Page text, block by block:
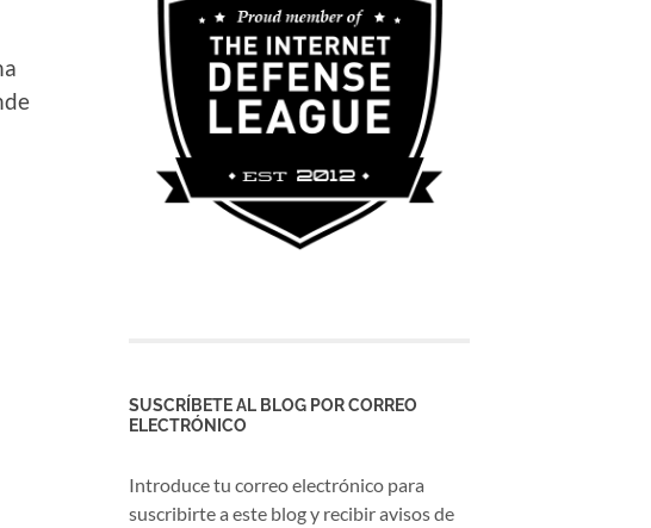
SUSCRÍBETE AL BLOG POR CORREO
ELECTRÓNICO
Introduce tu correo electrónico para
suscribirte a este blog y recibir avisos de